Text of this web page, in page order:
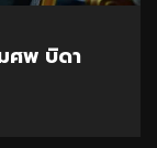
ศพ บิดา